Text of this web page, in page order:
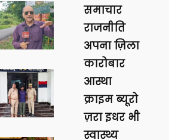
समाचार
राजनीति
अपना ज़िला
कारोबार
आस्था
क्राइम ब्यूरो
ज़रा इधर भी
स्वास्थ्य